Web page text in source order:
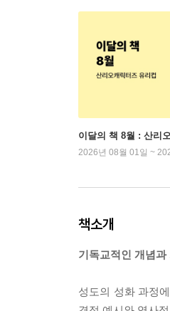
이달의 책 8월 : 산리
2026년 08월 01일 ~
책소개
기독교적인 개념과
성도의 성화 과정